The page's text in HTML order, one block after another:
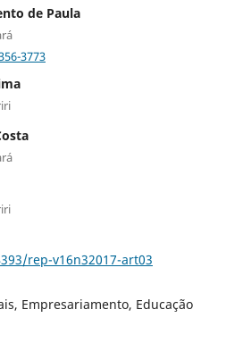
de Paula
3773
rep-v16n32017-art03
Empresariamento, Educação